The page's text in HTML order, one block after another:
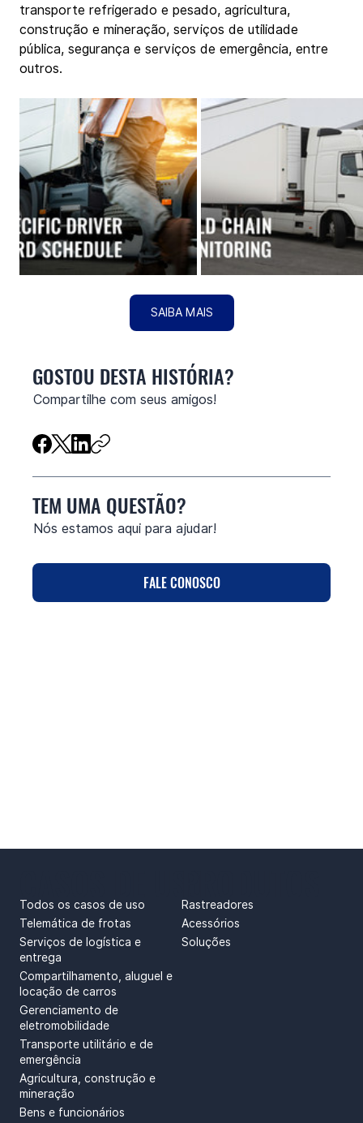
transporte refrigerado e pesado, agricultura,
construção e mineração, serviços de utilidade
pública, segurança e serviços de emergência, entre
outros.
SAIBA MAIS
GOSTOU DESTA HISTÓRIA?
Compartilhe com seus amigos!
TEM UMA QUESTÃO?
Nós estamos aqui para ajudar!
FALE CONOSCO
Todos os casos de uso
Telemática de frotas
Serviços de logística e
entrega
Compartilhamento, aluguel e
locação de carros
Gerenciamento de
eletromobilidade
Transporte utilitário e de
emergência
Agricultura, construção e
mineração
Bens e funcionários
Rastreadores
Acessórios
Soluções